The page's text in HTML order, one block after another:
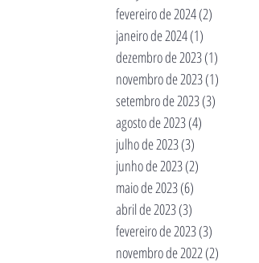
fevereiro de 2024(2)
janeiro de 2024(1)
dezembro de 2023(1)
novembro de 2023(1)
setembro de 2023(3)
agosto de 2023(4)
julho de 2023(3)
junho de 2023(2)
maio de 2023(6)
abril de 2023(3)
fevereiro de 2023(3)
novembro de 2022(2)